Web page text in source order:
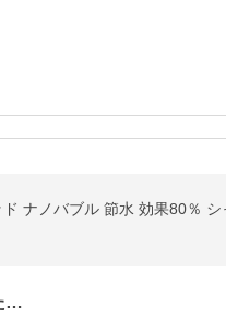
ド ナノバブル 節水 効果80％
…